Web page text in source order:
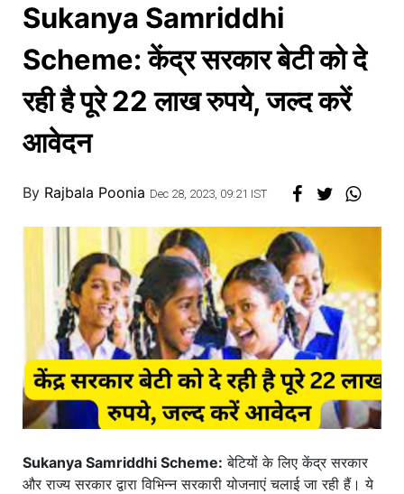
Sukanya Samriddhi
Scheme: केंद्र सरकार बेटी को दे
रही है पूरे 22 लाख रुपये, जल्द करें
आवेदन
By Rajbala Poonia Dec 28, 2023, 09:21 IST
Sukanya Samriddhi Scheme: बेटियों के लिए केंद्र सरकार
और राज्य सरकार द्वारा विभिन्न सरकारी योजनाएं चलाई जा रही हैं। ये